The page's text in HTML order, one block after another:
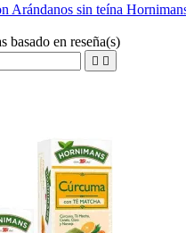
Arándanos sin teína
basado en reseña(s)
 